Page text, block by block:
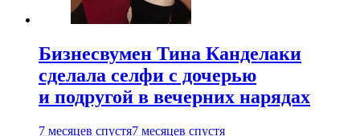
Бизнесвумен Тина Канделаки
сделала селфи с дочерью
и подругой в вечерних нарядах
7 месяцев спустя7 месяцев спустя